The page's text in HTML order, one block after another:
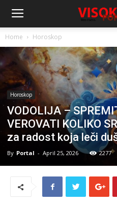
Home Horoskop
Horoskop
VODOLIJA –
VEROVATI KOLIKO
za radost koja leči
By Portal - April 25, 2026 2277